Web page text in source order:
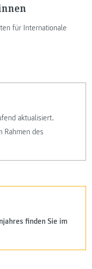
für Internationale
aktualisiert.
Rahmen des
finden Sie im